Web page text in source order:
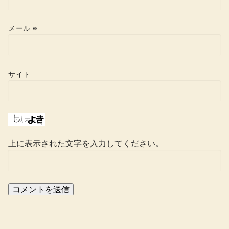
メール ※
サイト
上に表示された文字を入力してください。